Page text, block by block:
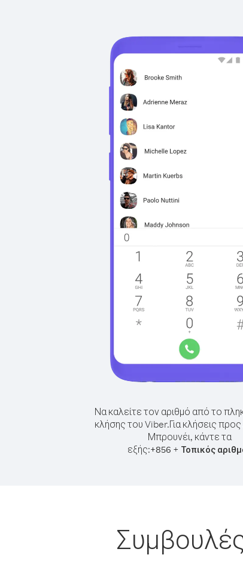
Να καλείτε τον αριθμό από το
κλήσης του Viber.Για κλήσεις
Μπρουνέι, κάντε τα
εξής:+856 + Τοπικός